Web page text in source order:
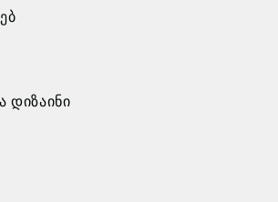
ᲓᲘᲖᲐᲘᲜᲘ